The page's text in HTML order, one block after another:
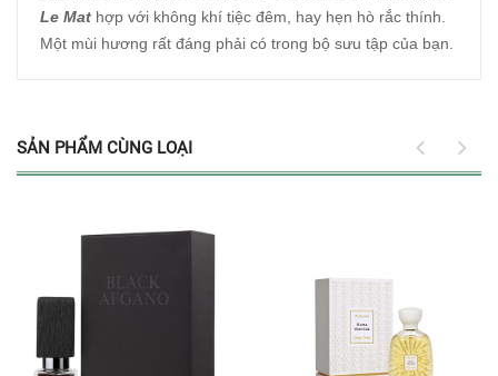
Le Mat hợp với không khí tiệc đêm, hay hẹn hò rắc thính.
Một mùi hương rất đáng phải có trong bộ sưu tập của bạn.
SẢN PHẨM CÙNG LOẠI